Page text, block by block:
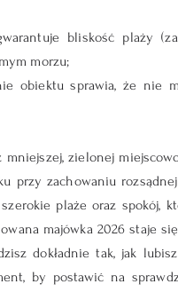
bliskość plaży
morzu;
obiektu sprawia, że nie
zielonej
przy zachowaniu
plaże oraz spokój,
majówka 2026 staje
dokładnie tak, jak
by postawić na